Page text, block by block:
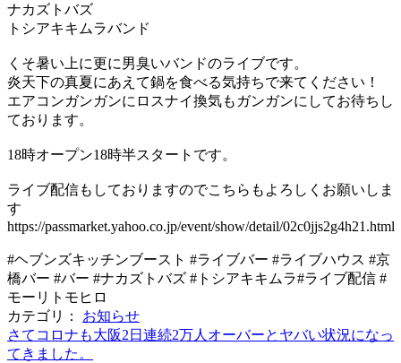
ナカズトバズ
トシアキキムラバンド
くそ暑い上に更に男臭いバンドのライブです。
炎天下の真夏にあえて鍋を食べる気持ちで来てください！
エアコンガンガンにロスナイ換気もガンガンにしてお待ちし
ております。
18時オープン18時半スタートです。
ライブ配信もしておりますのでこちらもよろしくお願いしま
す
https://passmarket.yahoo.co.jp/event/show/detail/02c0jjs2g4h21.html
#ヘブンズキッチンブースト #ライブバー #ライブハウス #京
橋バー #バー #ナカズトバズ #トシアキキムラ#ライブ配信 #
モーリトモヒロ
カテゴリ： お知らせ
さてコロナも大阪2日連続2万人オーバーとヤバい状況になっ
てきました。